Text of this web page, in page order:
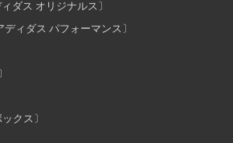
ダス オリジナルス〕
ディダス パフォーマンス〕
クス〕